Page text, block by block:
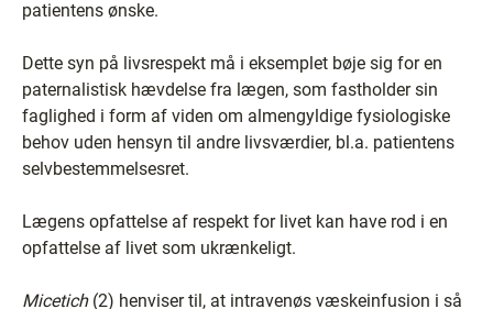
patientens ønske.
Dette syn på livsrespekt må i eksemplet bøje sig for en
paternalistisk hævdelse fra lægen, som fastholder sin
faglighed i form af viden om almengyldige fysiologiske
behov uden hensyn til andre livsværdier, bl.a. patientens
selvbestemmelsesret.
Lægens opfattelse af respekt for livet kan have rod i en
opfattelse af livet som ukrænkeligt.
Micetich(2) henviser til, at intravenøs væskeinfusion i så